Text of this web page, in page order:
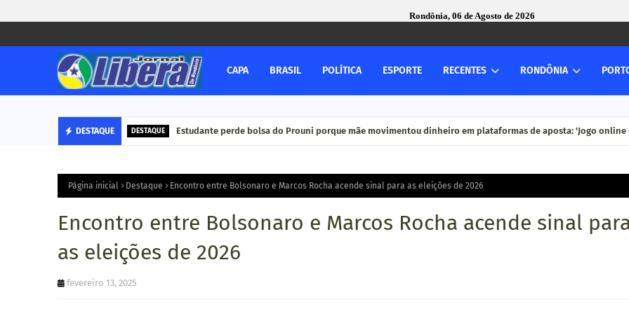
Rondônia, 06 de Agosto de 2026
CAPA BRASIL POLÍTICA ESPORTE RECENTES RONDÔNIA
DESTAQUE DESTAQUE Estudante perde bolsa do Prouni porque mãe movimentou dinheiro em plataformas de aposta: 'Jogo online
Página inicial Destaque Encontro entre Bolsonaro e Marcos Rocha acende sinal para as eleições de 2026
Encontro entre Bolsonaro e Marcos Rocha acende sinal
as eleições de 2026
fevereiro 13, 2025